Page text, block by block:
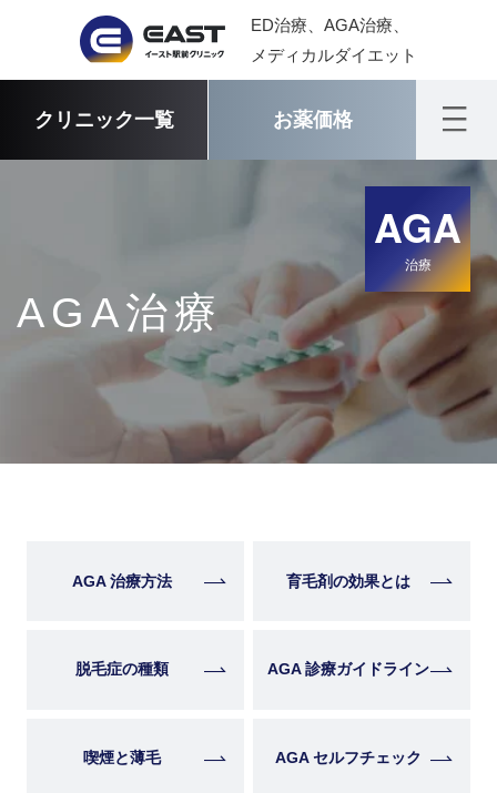
ED治療、AGA治療、
メディカルダイエット
クリニック一覧 お薬価格
AGA
治療
AGA治療
AGA 治療方法 育毛剤の効果とは
脱毛症の種類 AGA 診療ガイドライン
喫煙と薄毛 AGA セルフチェック